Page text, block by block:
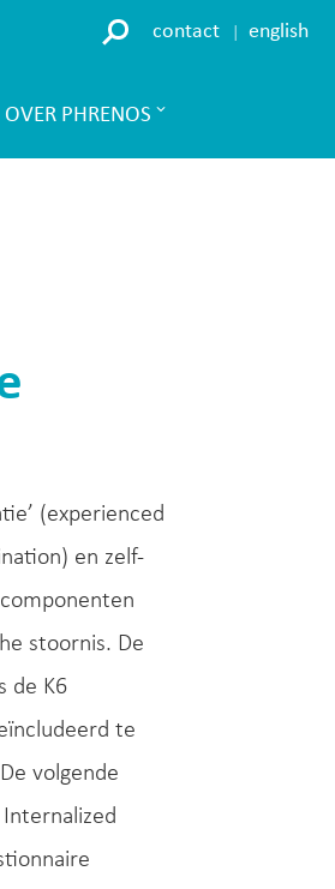
contact english
OVER PHRENOS
(experienced
en zelf-
stoornis. De
de K6
te
volgende